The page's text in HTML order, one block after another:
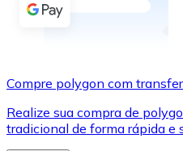
Transferência SEPA
Cartão de crédito / débito
Use cartões Visa e
Compre polygon com
Realize sua compra de
tradicional de forma rápida e